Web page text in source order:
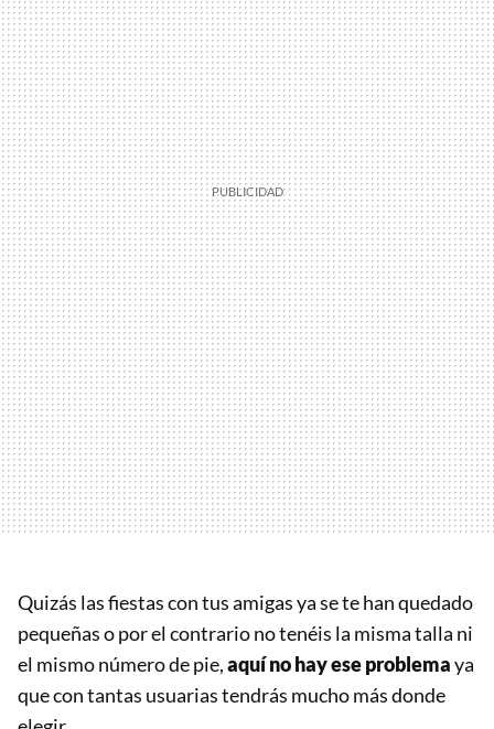
Quizás las fiestas con tus amigas ya se te han quedado
pequeñas o por el contrario no tenéis la misma talla ni
el mismo número de pie,aquí no hay ese problemaya
que con tantas usuarias tendrás mucho más donde